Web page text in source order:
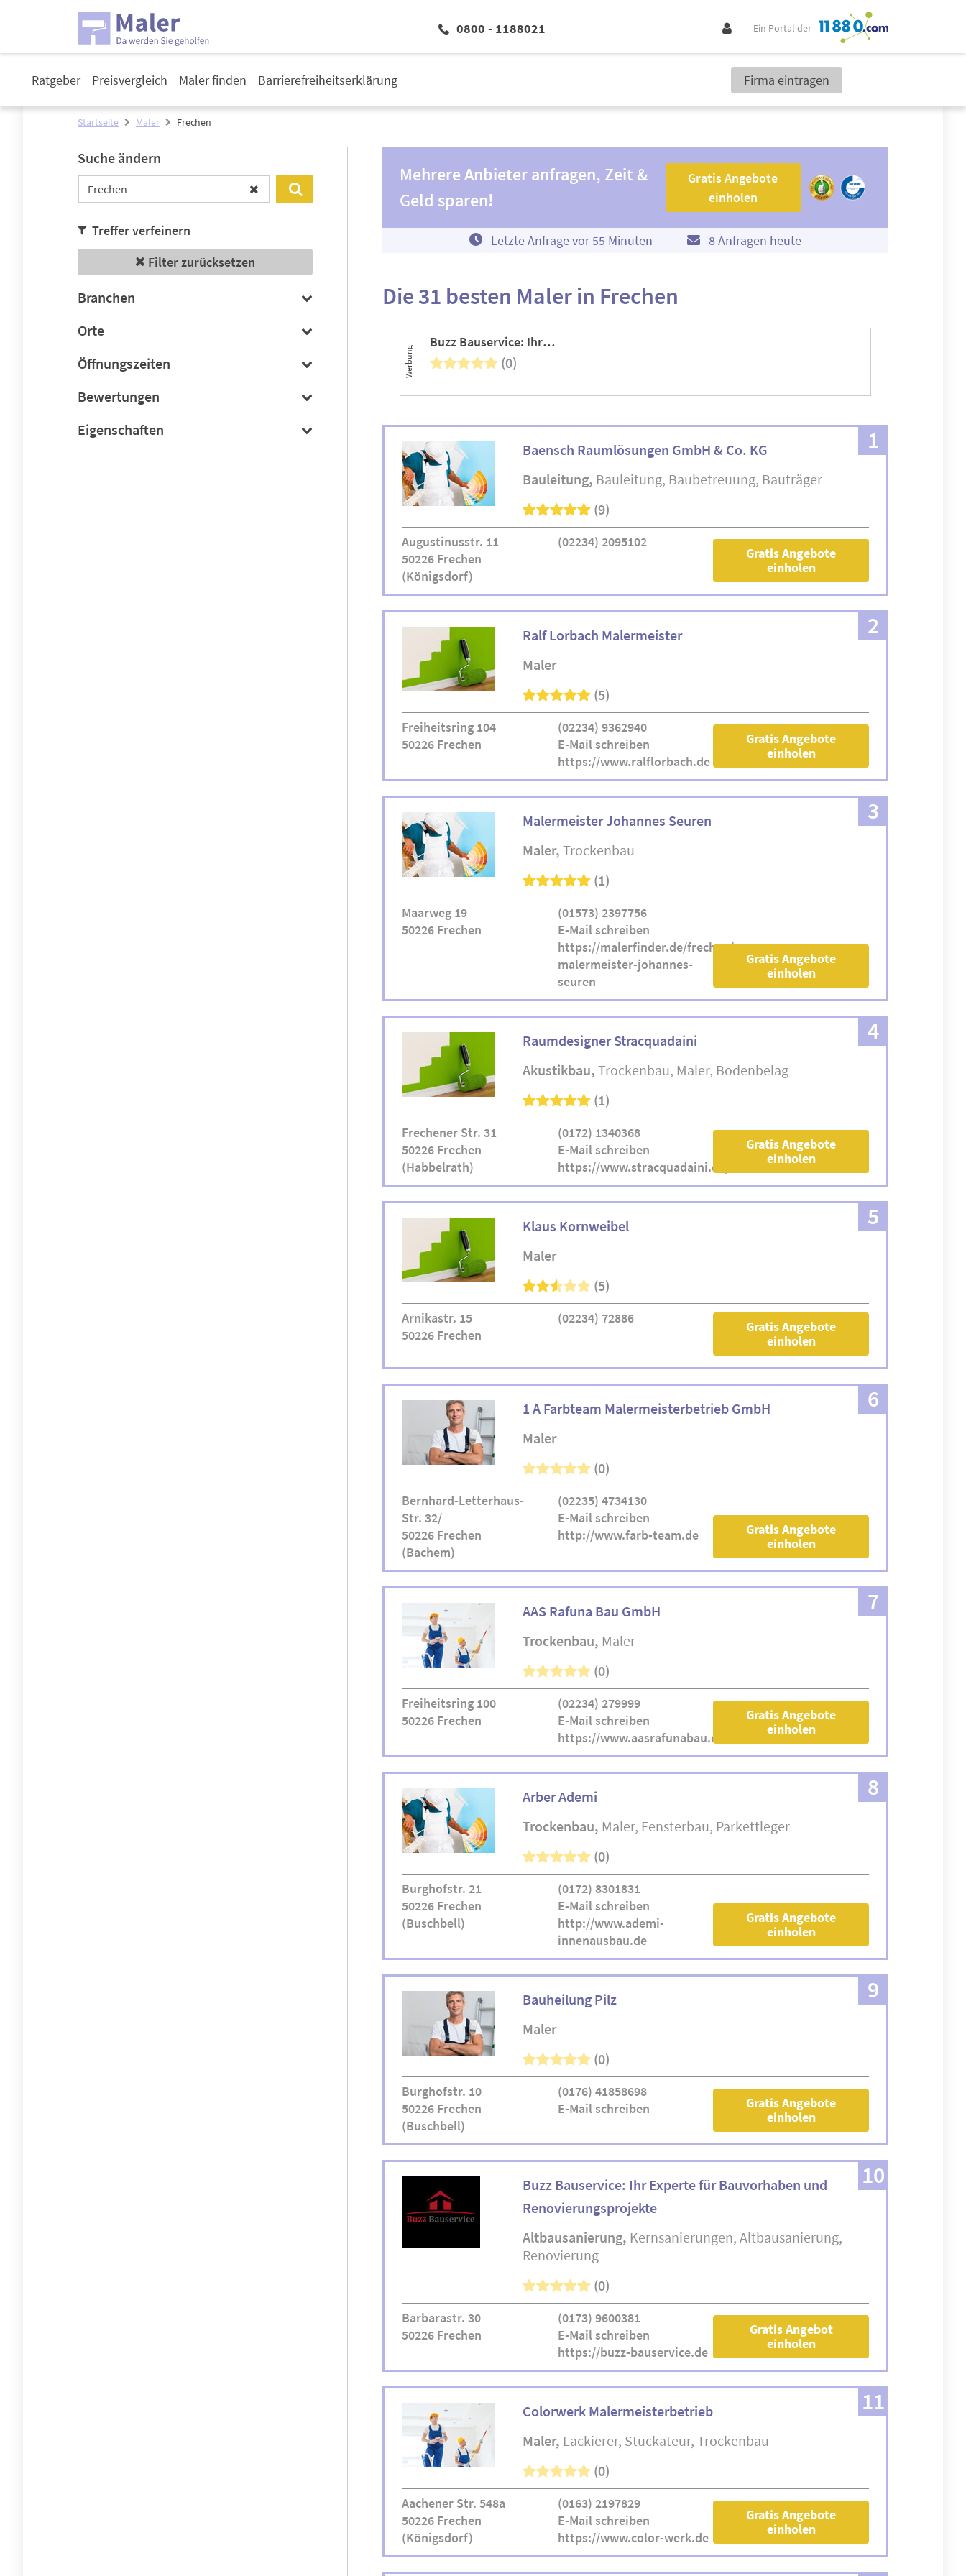
0800 - 1188021 Ein Portal der
Ratgeber Preisvergleich Maler finden Barrierefreiheitserklärung Firma eintragen
Startseite Maler Frechen
Suche ändern
Treffer verfeinern
Filter zurücksetzen
Branchen
Orte
Öffnungszeiten
Bewertungen
Eigenschaften
Mehrere Anbieter anfragen, Zeit &
Geld sparen!
Gratis Angebote
einholen
Letzte Anfrage vor55 Minuten 8 Anfragen heute
Die 31 besten Maler in Frechen
Werbung
Buzz Bauservice: Ihr Experte für Bauvorhaben und Renovierungsprojekte
(0)
1
Baensch Raumlösungen GmbH & Co. KG
Bauleitung Bauleitung Baubetreuung Bauträger
(9)
Augustinusstr. 11
50226 Frechen
(Königsdorf)
(02234) 2095102
Gratis Angebote
einholen
2
Ralf Lorbach Malermeister
Maler
(5)
Freiheitsring 104
50226 Frechen
(02234) 9362940
E-Mail schreiben
https://www.ralflorbach.de
Gratis Angebote
einholen
3
Malermeister Johannes Seuren
Maler Trockenbau
(1)
Maarweg 19
50226 Frechen
(01573) 2397756
E-Mail schreiben
https://malerfinder.de/frechen/15582-
malermeister-johannes-
seuren
Gratis Angebote
einholen
4
Raumdesigner Stracquadaini
Akustikbau Trockenbau Maler Bodenbelag
(1)
Frechener Str. 31
50226 Frechen
(Habbelrath)
(0172) 1340368
E-Mail schreiben
https://www.stracquadaini.de/
Gratis Angebote
einholen
5
Klaus Kornweibel
Maler
(5)
Arnikastr. 15
50226 Frechen
(02234) 72886
Gratis Angebote
einholen
6
1 A Farbteam Malermeisterbetrieb GmbH
Maler
(0)
Bernhard-Letterhaus-
Str. 32/
50226 Frechen
(Bachem)
(02235) 4734130
E-Mail schreiben
http://www.farb-team.de
Gratis Angebote
einholen
7
AAS Rafuna Bau GmbH
Trockenbau Maler
(0)
Freiheitsring 100
50226 Frechen
(02234) 279999
E-Mail schreiben
https://www.aasrafunabau.de
Gratis Angebote
einholen
8
Arber Ademi
Trockenbau Maler Fensterbau Parkettleger
(0)
Burghofstr. 21
50226 Frechen
(Buschbell)
(0172) 8301831
E-Mail schreiben
http://www.ademi-
innenausbau.de
Gratis Angebote
einholen
9
Bauheilung Pilz
Maler
(0)
Burghofstr. 10
50226 Frechen
(Buschbell)
(0176) 41858698
E-Mail schreiben
Gratis Angebote
einholen
10
Buzz Bauservice: Ihr Experte für Bauvorhaben und
Renovierungsprojekte
Altbausanierung Kernsanierungen Altbausanierung
Renovierung
(0)
Barbarastr. 30
50226 Frechen
(0173) 9600381
E-Mail schreiben
https://buzz-bauservice.de
Gratis Angebot
einholen
11
Colorwerk Malermeisterbetrieb
Maler Lackierer Stuckateur Trockenbau
(0)
Aachener Str. 548a
50226 Frechen
(Königsdorf)
(0163) 2197829
E-Mail schreiben
https://www.color-werk.de
Gratis Angebote
einholen